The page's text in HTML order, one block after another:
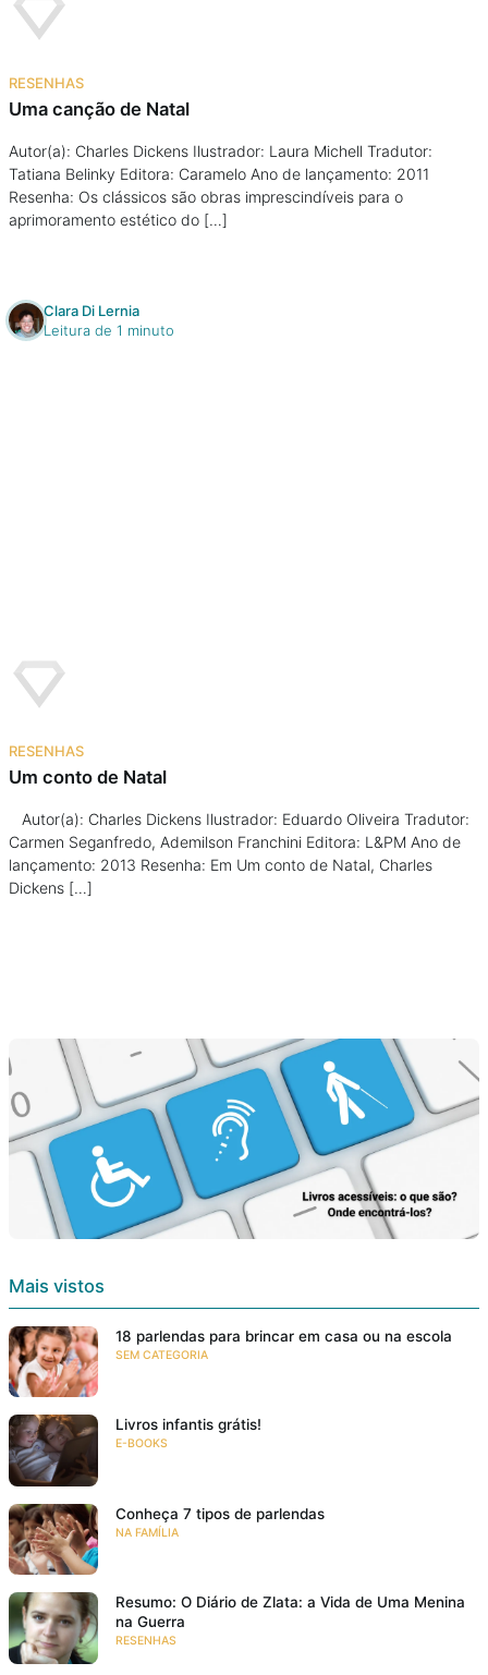
RESENHAS
Uma canção de Natal
Autor(a): Charles Dickens Ilustrador: Laura Michell Tradutor:
Tatiana Belinky Editora: Caramelo Ano de lançamento: 2011
Resenha: Os clássicos são obras imprescindíveis para o
aprimoramento estético do […]
Clara Di Lernia
Leitura de 1 minuto
RESENHAS
Um conto de Natal
Autor(a): Charles Dickens Ilustrador: Eduardo Oliveira Tradutor:
Carmen Seganfredo, Ademilson Franchini Editora: L&PM Ano de
lançamento: 2013 Resenha: Em Um conto de Natal, Charles
Dickens […]
Mais vistos
18 parlendas para brincar em casa ou na escola
SEM CATEGORIA
Livros infantis grátis!
E-BOOKS
Conheça 7 tipos de parlendas
NA FAMÍLIA
Resumo: O Diário de Zlata: a Vida de Uma Menina
na Guerra
RESENHAS